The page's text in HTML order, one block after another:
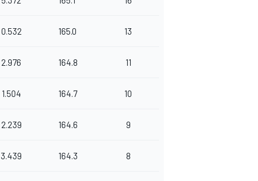
0.532 165.0 13
2.976 164.8 11
1.504 164.7 10
2.239 164.6 9
3.439 164.3 8